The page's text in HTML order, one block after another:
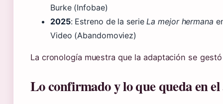
Burke (Infobae)
2025: Estreno de la serie La mejor hermana
Video (Abandomoviez)
La cronología muestra que la adaptación se
Lo confirmado y lo que queda en